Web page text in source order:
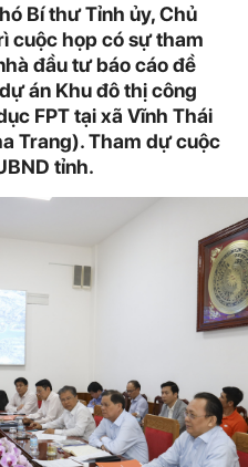
Bí thư Tỉnh ủy, Chủ
cuộc họp có sự tham
đầu tư báo cáo đề
án Khu đô thị công
FPT tại xã Vĩnh Thái
Trang). Tham dự cuộc
tỉnh.